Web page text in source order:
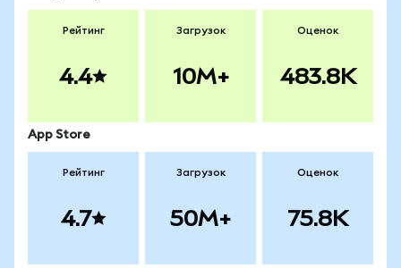
Рейтинг
4.4
Загрузок
10M+
Оценок
483.8K
App Store
Рейтинг
4.7
Загрузок
50M+
Оценок
75.8K